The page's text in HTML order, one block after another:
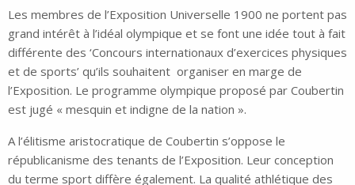
Les membres de l’Exposition Universelle 1900 ne portent pas
grand intérêt à l’idéal olympique et se font une idée tout à fait
différente des ‘Concours internationaux d’exercices physiques
et de sports’ qu’ils souhaitent organiser en marge de
l’Exposition. Le programme olympique proposé par Coubertin
est jugé « mesquin et indigne de la nation ».
A l’élitisme aristocratique de Coubertin s’oppose le
républicanisme des tenants de l’Exposition. Leur conception
du terme sport diffère également. La qualité athlétique des